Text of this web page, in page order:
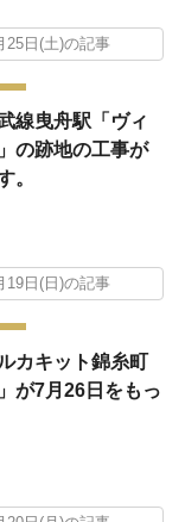
25日(土)の記事
線曳舟駅「ヴィ
の跡地の工事が
。
19日(日)の記事
カキット錦糸町
が7月26日をもっ